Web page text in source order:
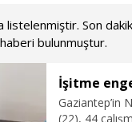
listelenmiştir. Son
bulunmuştur.
İşitme
Gaziantep’in
(22), 44